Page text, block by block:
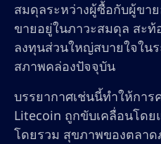
สมดุลระหว่างผู้ซื้อกับผู้ขา
ขายอยู่ในภาวะสมดุล สะ
ลงทุนส่วนใหญ่สบายใจใน
สภาพคล่องปัจจุบัน
บรรยากาศเช่นนี้ทำให้กา
Litecoin ถูกขับเคลื่อนโด
โดยรวม สุขภาพของตลา